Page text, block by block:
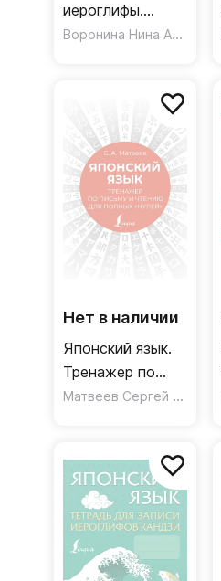
иероглифы.
Рабочая тетрадь
Уровни JLPT N3-
Воронина Нина Альбертовна
Нет в наличии
Японский язык.
Тренажер по
письму и чтению
Матвеев Сергей Александрович